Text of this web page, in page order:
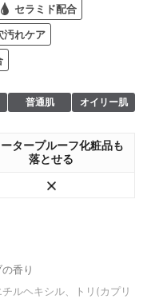
セラミド配合
汚れケア
普通肌 オイリー肌
タープルーフ化粧品も
落とせる
香り
ルヘキシル、トリ(カプリ